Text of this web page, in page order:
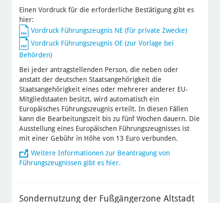
Einen Vordruck für die erforderliche Bestätigung gibt es
hier:
Vordruck Führungszeugnis NE (für private Zwecke)
Vordruck Führungszeugnis OE (zur Vorlage bei
Behörden)
Bei jeder antragstellenden Person, die neben oder
anstatt der deutschen Staatsangehörigkeit die
Staatsangehörigkeit eines oder mehrerer anderer EU-
Mitgliedstaaten besitzt, wird automatisch ein
Europäisches Führungszeugnis erteilt. In diesen Fällen
kann die Bearbeitungszeit bis zu fünf Wochen dauern. Die
Ausstellung eines Europäischen Führungszeugnisses ist
mit einer Gebühr in Höhe von 13 Euro verbunden.
Weitere Informationen zur Beantragung von
Führungszeugnissen gibt es hier.
Sondernutzung der Fußgängerzone Altstadt